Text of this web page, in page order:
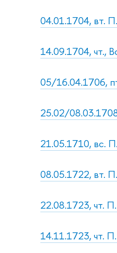
04.01.1704, вт.
14.09.1704, чт.,
05/16.04.1706,
25.02/
21.05.1710, вс.
08.05.1722, вт.
22.08.1723, чт.
14.11.1723, чт.